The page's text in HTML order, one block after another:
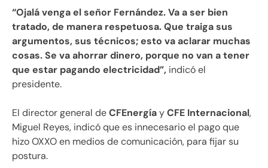
“Ojalá venga el señor Fernández. Va a ser bien
tratado, de manera respetuosa. Que traiga sus
argumentos, sus técnicos; esto va aclarar muchas
cosas. Se va ahorrar dinero, porque no van a tener
que estar pagando electricidad”, indicó el
presidente.
El director general deCFEnergíayCFE Internacional,
Miguel Reyes, indicó que es innecesario el pago que
hizo OXXO en medios de comunicación, para fijar su
postura.